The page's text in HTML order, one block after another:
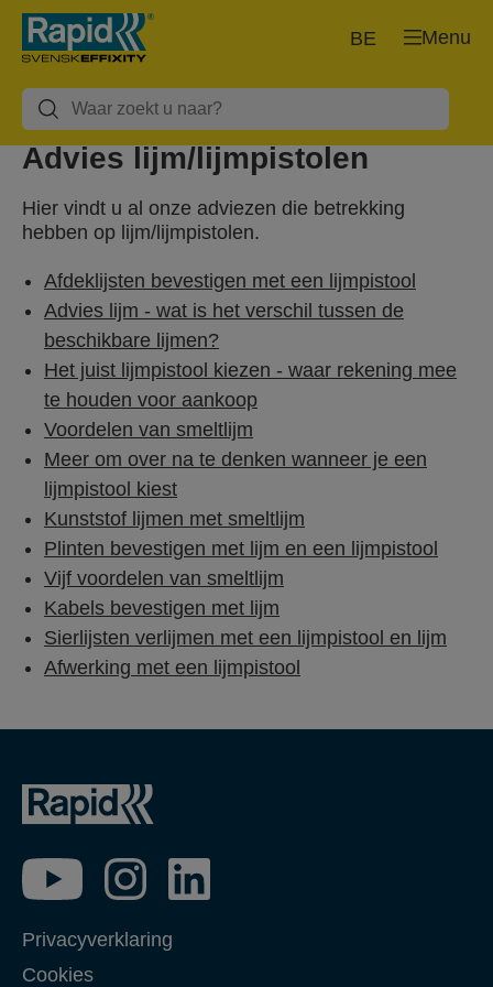
Menu
BE
Advies lijm/lijmpistolen
Hier vindt u al onze adviezen die betrekking
hebben op lijm/lijmpistolen.
Afdeklijsten bevestigen met een lijmpistool
Advies lijm - wat is het verschil tussen de
beschikbare lijmen?
Het juist lijmpistool kiezen - waar rekening mee
te houden voor aankoop
Voordelen van smeltlijm
Meer om over na te denken wanneer je een
lijmpistool kiest
Kunststof lijmen met smeltlijm
Plinten bevestigen met lijm en een lijmpistool
Vijf voordelen van smeltlijm
Kabels bevestigen met lijm
Sierlijsten verlijmen met een lijmpistool en lijm
Afwerking met een lijmpistool
Privacyverklaring
Cookies